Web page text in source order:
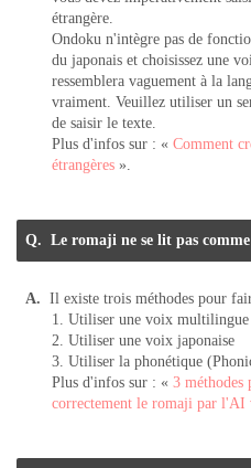
étrangère.
Ondoku n'intègre pas de
du japonais et choisissez une
ressemblera vaguement à la
vraiment. Veuillez utiliser un
de saisir le texte.
Plus d'infos sur : « Comment
étrangères ».
Le romaji ne se lit pas
Il existe trois méthodes pour
1. Utiliser une voix multilingue
2. Utiliser une voix japonaise
3. Utiliser la phonétique
Plus d'infos sur : « 3 méthodes
correctement le romaji par l'AI